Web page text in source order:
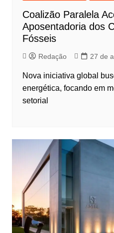
Coalizão Paralela
Aposentadoria dos
Fósseis
Redação 27 de
Nova iniciativa global
energética, focando em
setorial